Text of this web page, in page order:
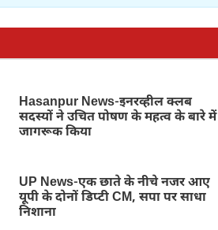
Hasanpur News-इनरव्हील क्लब
सदस्यों ने उचित पोषण के महत्व के बारे में
जागरूक किया
UP News-एक छाते के नीचे नजर आए
यूपी के दोनों डिप्टी CM, सपा पर साधा
निशाना